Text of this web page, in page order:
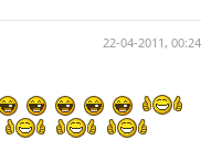
22-04-2011, 00:24